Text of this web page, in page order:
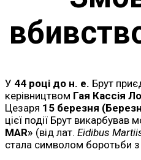
У 44 році до н. е. Брут
керівництвом Гая Кассія
Цезаря 15 березня
цієї події Брут викарбував
MAR» (від лат. Eidibus
стала символом боротьби з